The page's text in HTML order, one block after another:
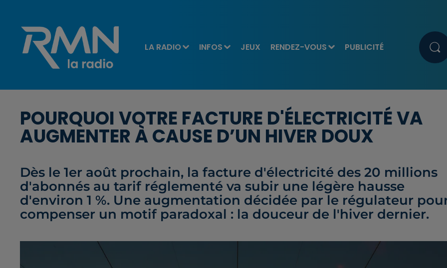
LA RADIO INFOS JEUX RENDEZ-VOUS PUBLICITÉ
POURQUOI VOTRE FACTURE D'ÉLECTRICITÉ VA
AUGMENTER À CAUSE D’UN HIVER DOUX
Dès le 1er août prochain, la facture d'électricité des 20 millions
d'abonnés au tarif réglementé va subir une légère hausse
d'environ 1 %. Une augmentation décidée par le régulateur
compenser un motif paradoxal : la douceur de l'hiver dernier.